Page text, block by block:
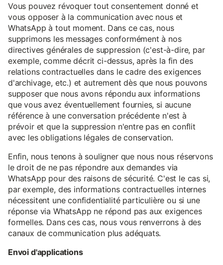
Vous pouvez révoquer tout consentement donné et
vous opposer à la communication avec nous et
WhatsApp à tout moment. Dans ce cas, nous
supprimons les messages conformément à nos
directives générales de suppression (c'est-à-dire, par
exemple, comme décrit ci-dessus, après la fin des
relations contractuelles dans le cadre des exigences
d'archivage, etc.) et autrement dès que nous pouvons
supposer que nous avons répondu aux informations
que vous avez éventuellement fournies, si aucune
référence à une conversation précédente n'est à
prévoir et que la suppression n'entre pas en conflit
avec les obligations légales de conservation.
Enfin, nous tenons à souligner que nous nous réservons
le droit de ne pas répondre aux demandes via
WhatsApp pour des raisons de sécurité. C'est le cas si,
par exemple, des informations contractuelles internes
nécessitent une confidentialité particulière ou si une
réponse via WhatsApp ne répond pas aux exigences
formelles. Dans ces cas, nous vous renverrons à des
canaux de communication plus adéquats.
Envoi d'applications